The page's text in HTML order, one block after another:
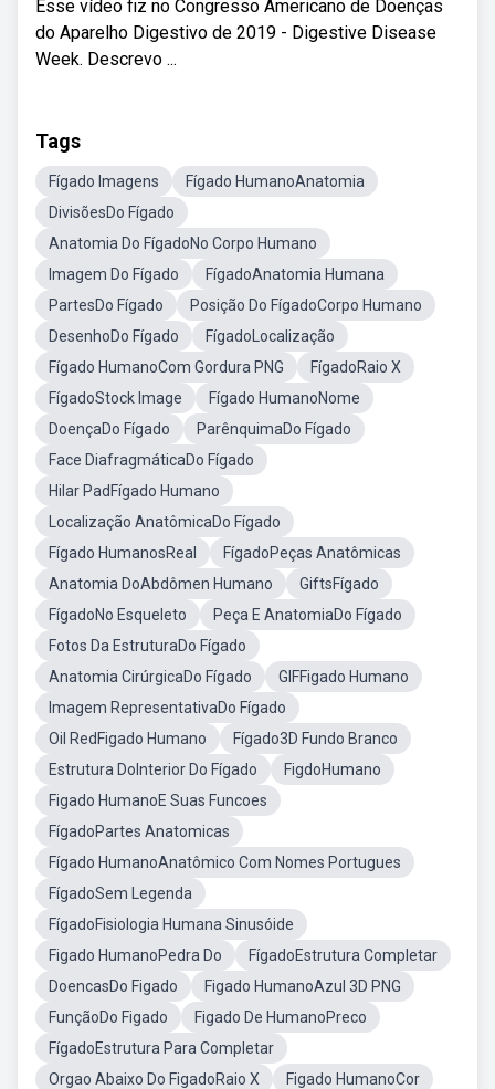
Esse vídeo fiz no Congresso Americano de Doenças
do Aparelho Digestivo de 2019 - Digestive Disease
Week. Descrevo ...
Tags
Fígado Imagens
Fígado HumanoAnatomia
DivisõesDo Fígado
Anatomia Do FígadoNo Corpo Humano
Imagem Do Fígado
FígadoAnatomia Humana
PartesDo Fígado
Posição Do FígadoCorpo Humano
DesenhoDo Fígado
FígadoLocalização
Fígado HumanoCom Gordura PNG
FígadoRaio X
FígadoStock Image
Fígado HumanoNome
DoençaDo Fígado
ParênquimaDo Fígado
Face DiafragmáticaDo Fígado
Hilar PadFígado Humano
Localização AnatômicaDo Fígado
Fígado HumanosReal
FígadoPeças Anatômicas
Anatomia DoAbdômen Humano
GiftsFígado
FígadoNo Esqueleto
Peça E AnatomiaDo Fígado
Fotos Da EstruturaDo Fígado
Anatomia CirúrgicaDo Fígado
GIFFigado Humano
Imagem RepresentativaDo Fígado
Oil RedFigado Humano
Fígado3D Fundo Branco
Estrutura DoInterior Do Fígado
FigdoHumano
Figado HumanoE Suas Funcoes
FígadoPartes Anatomicas
Fígado HumanoAnatômico Com Nomes Portugues
FígadoSem Legenda
FígadoFisiologia Humana Sinusóide
Figado HumanoPedra Do
FígadoEstrutura Completar
DoencasDo Figado
Figado HumanoAzul 3D PNG
FunçãoDo Figado
Figado De HumanoPreco
FígadoEstrutura Para Completar
Orgao Abaixo Do FigadoRaio X
Figado HumanoCor